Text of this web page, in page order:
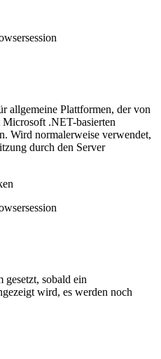
allgemeine Plattformen, der von
.NET-basierten
Wird normalerweise verwendet,
durch den Server
gesetzt, sobald ein
wird, es werden noch